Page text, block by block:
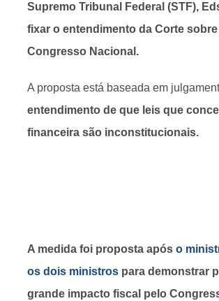
Supremo Tribunal Federal (STF),
fixar o entendimento da Corte
Congresso Nacional.
A proposta está baseada em
entendimento de que leis que
financeira são inconstitucionais.
A medida foi proposta após o
os dois ministros para demonstrar
grande impacto fiscal pelo